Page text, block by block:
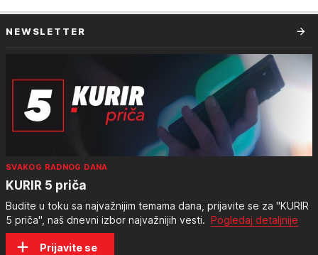
NEWSLETTER
SVAKOG RADNOG DANA
KURIR 5 priča
Budite u toku sa najvažnijim temama dana, prijavite se za "KURIR
5 priča", naš dnevni izbor najvažnijih vesti. Pogledaj detaljnije
Prijavite se